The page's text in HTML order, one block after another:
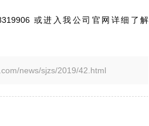
或进入我公司官网详细了解
news/sjzs/2019/42.html